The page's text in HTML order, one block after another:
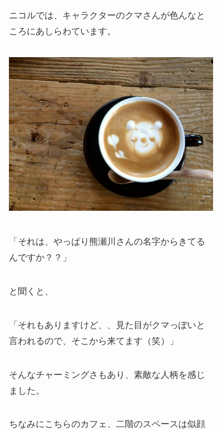
ニコルでは、キャラクターのクマさんが色んなと
ころにあしらわています。
「それは、やっぱり熊瀬川さんの名字からきてる
んですか？？」
と聞くと、
「それもありますけど、、見た目がクマっぽいと
言われるので、そこから来てます（笑）」
そんなチャーミングさもあり、素敵な人柄を感じ
ました。
ちなみにこちらのカフェ、二階のスペースは似顔